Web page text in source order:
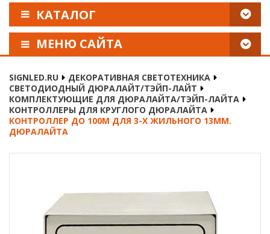
КАТАЛОГ
МЕНЮ САЙТА
ОПЛАТА И ДОСТАВКА
НАШИ РЕКВИЗИТЫ
SIGNLED.RU
ДЕКОРАТИВНАЯ СВЕТОТЕХНИКА
СВЕТОДИОДНЫЙ ДЮРАЛАЙТ/ТЭЙП-ЛАЙТ
КОМПЛЕКТУЮЩИЕ ДЛЯ ДЮРАЛАЙТА/ТЭЙП-ЛАЙТА
КОНТРОЛЛЕРЫ ДЛЯ КРУГЛОГО ДЮРАЛАЙТА
КОНТРОЛЛЕР ДО 100М ДЛЯ 3-Х ЖИЛЬНОГО 13ММ.
ДЮРАЛАЙТА